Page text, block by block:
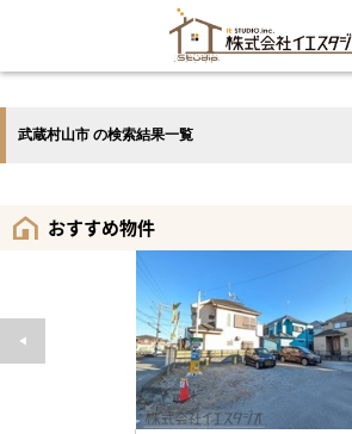
武蔵村山市 の検索結果一覧
おすすめ物件